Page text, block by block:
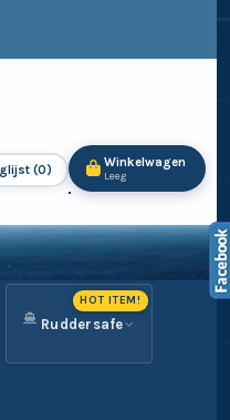
(0) Winkelwagen
Leeg
Ruddersafe
HOT ITEM!